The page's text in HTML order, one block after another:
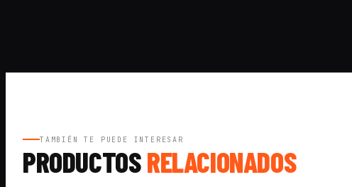
TAMBIÉN TE PUEDE INTERESAR
PRODUCTOSRELACIONADOS